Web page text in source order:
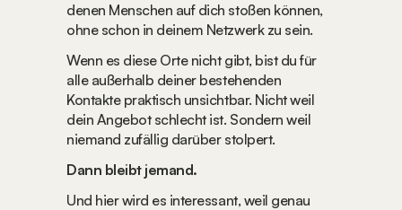
denen Menschen auf dich stoßen können,
ohne schon in deinem Netzwerk zu sein.
Wenn es diese Orte nicht gibt, bist du für
alle außerhalb deiner bestehenden
Kontakte praktisch unsichtbar. Nicht weil
dein Angebot schlecht ist. Sondern weil
niemand zufällig darüber stolpert.
Dann bleibt jemand.
Und hier wird es interessant, weil genau